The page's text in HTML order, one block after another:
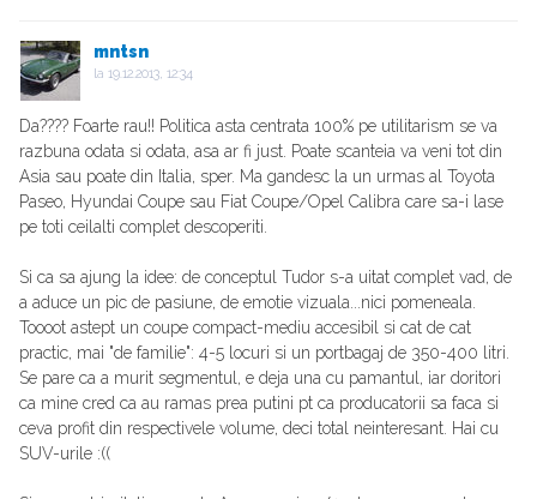
mntsn
la 19.12.2013, 12:34
Da???? Foarte rau!! Politica asta centrata 100% pe utilitarism se va
razbuna odata si odata, asa ar fi just. Poate scanteia va veni tot din
Asia sau poate din Italia, sper. Ma gandesc la un urmas al Toyota
Paseo, Hyundai Coupe sau Fiat Coupe/Opel Calibra care sa-i lase
pe toti ceilalti complet descoperiti.
Si ca sa ajung la idee: de conceptul Tudor s-a uitat complet vad, de
a aduce un pic de pasiune, de emotie vizuala...nici pomeneala.
Toooot astept un coupe compact-mediu accesibil si cat de cat
practic, mai "de familie": 4-5 locuri si un portbagaj de 350-400 litri.
Se pare ca a murit segmentul, e deja una cu pamantul, iar doritori
ca mine cred ca au ramas prea putini pt ca producatorii sa faca si
ceva profit din respectivele volume, deci total neinteresant. Hai cu
SUV-urile :((